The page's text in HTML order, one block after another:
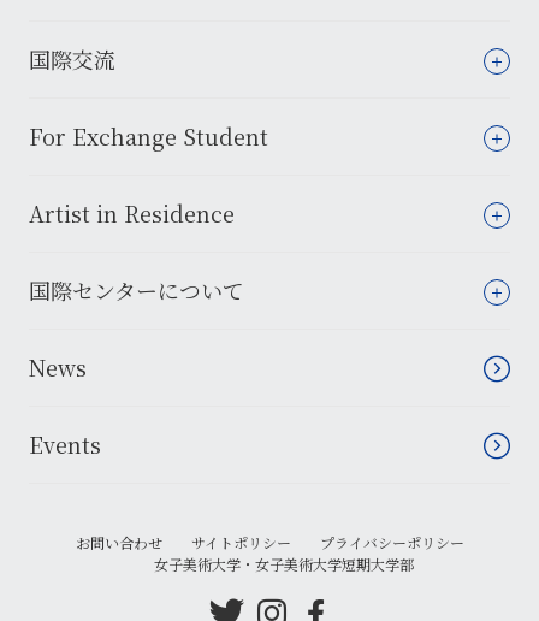
国際交流
For Exchange Student
Artist in Residence
国際センターについて
News
Events
お問い合わせ サイトポリシー
プライバシーポリシー
女子美術大学・女子美術大学短期大学部